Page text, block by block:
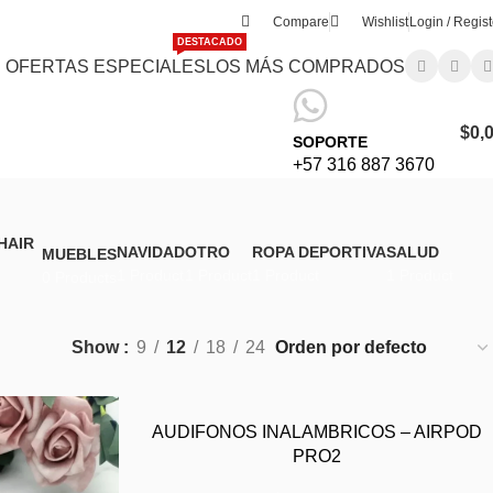
Compare Wishlist Login /
and images without any
OFERTAS ESPECIALES
DESTACADO
LOS MÁS COMPRADOS
SOPORTE
+57 316 887 3670
$
MUEBLESNAVIDADOTRO
ROPA DEPORTIVASALUD
Show 9 12 18 24
AUDIFONOS INALAMBRICOS – AIRPOD
PRO2